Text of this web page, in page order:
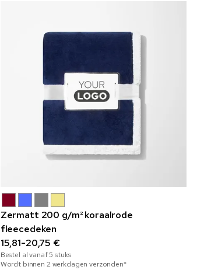
Zermatt 200 g/m² koraalrode
fleecedeken
15,81-20,75 €
Bestel al vanaf5 stuks
Wordt binnen 2 werkdagen verzonden*